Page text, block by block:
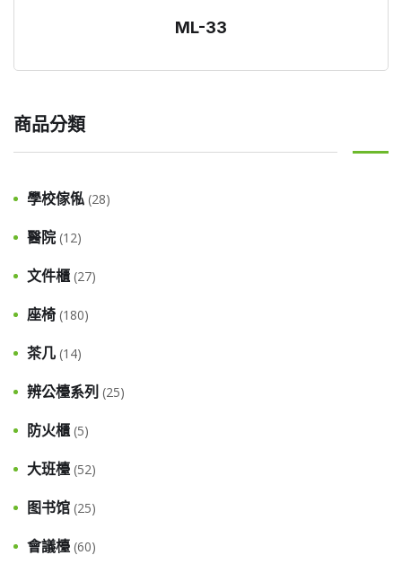
ML-33
商品分類
學校傢俬 (28)
醫院 (12)
文件櫃 (27)
座椅 (180)
茶几 (14)
辨公檯系列 (25)
防火櫃 (5)
大班檯 (52)
图书馆 (25)
會議檯 (60)